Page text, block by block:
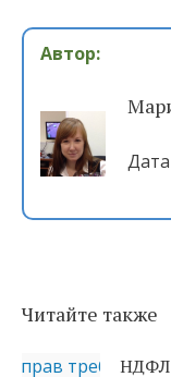
Автор:
Читайте также
НДФЛ